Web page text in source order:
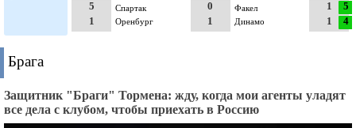
Спартак
5
1
Оренбург
Факел
0
1
Динамо
1
1
5
4
Брага
Защитник "Браги" Тормена: жду, когда мои агенты уладят
все дела с клубом, чтобы приехать в Россию